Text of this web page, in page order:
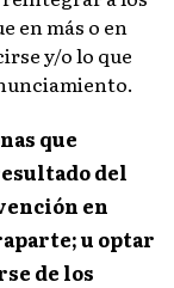
en más o en
y/o lo que
que
del
en
u optar
de los